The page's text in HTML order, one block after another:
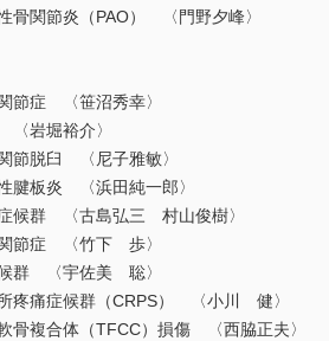
関節炎（PAO） 〈門野夕峰〉
〈笹沼秀幸〉
堀裕介〉
臼 〈尼子雅敏〉
炎 〈浜田純一郎〉
〈古島弘三 村山俊樹〉
症 〈竹下 歩〉
〈宇佐美 聡〉
症候群（CRPS） 〈小川 健〉
合体（TFCC）損傷 〈西脇正夫〉